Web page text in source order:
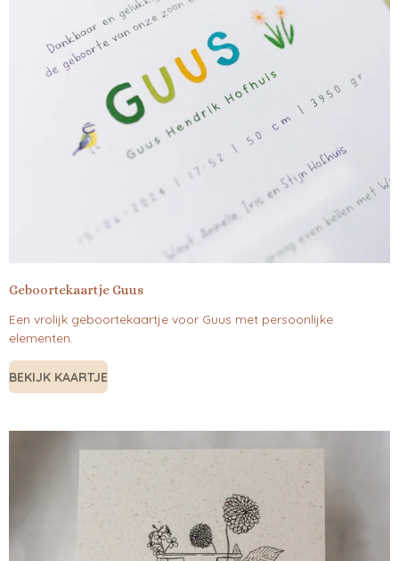
Geboortekaartje Guus
Een vrolijk geboortekaartje voor Guus met persoonlijke
elementen.
BEKIJK KAARTJE